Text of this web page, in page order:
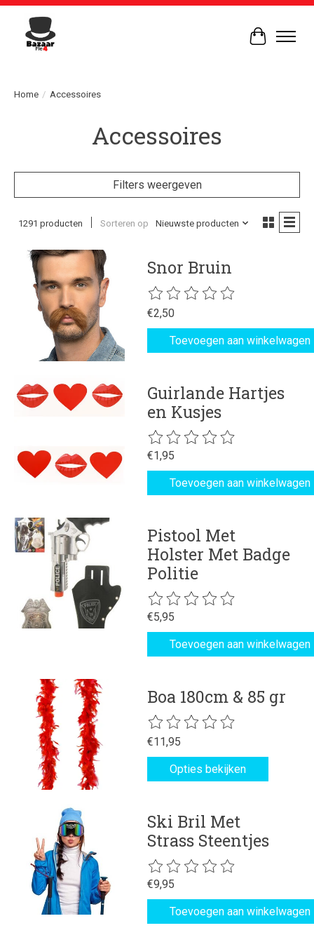
Home / Accessoires
Accessoires
Filters weergeven
1291 producten Sorteren op Nieuwste producten
Snor Bruin
De beoordeling van dit product is
€2,50
Toevoegen aan winkelwagen
Guirlande Hartjes
en Kusjes
De beoordeling van dit product is
€1,95
Toevoegen aan winkelwagen
Pistool Met
Holster Met Badge
Politie
De beoordeling van dit product is
€5,95
Toevoegen aan winkelwagen
Boa 180cm & 85 gr
De beoordeling van dit product is
€11,95
Opties bekijken
Ski Bril Met
Strass Steentjes
De beoordeling van dit product is
€9,95
Toevoegen aan winkelwagen